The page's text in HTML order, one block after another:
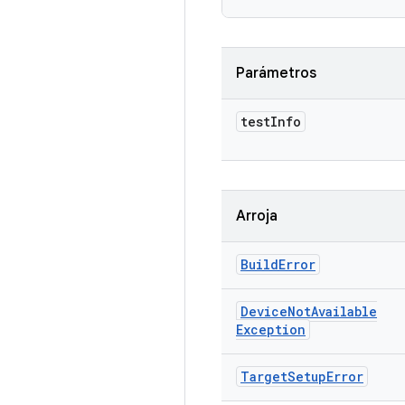
Parámetros
testInfo
Arroja
BuildError
DeviceNotAvailable
Exception
TargetSetupError